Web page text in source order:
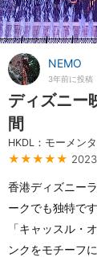
NEMO
3年前に投稿
ディズニー
間
HKDL：モーメン
★★★★★
香港ディズニー
ークでも独特です
「キャッスル・
ンクをモチーフ